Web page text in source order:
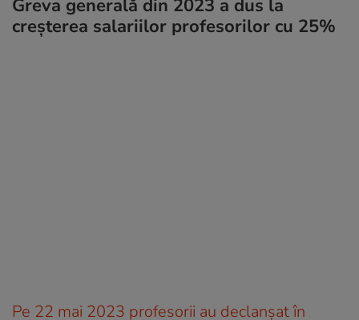
Greva generală din 2023 a dus la
creșterea salariilor profesorilor cu 25%
Pe 22 mai 2023 profesorii au declanșat în